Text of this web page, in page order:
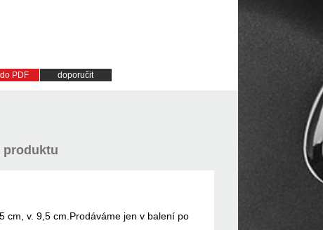
PDF doporučit
produktu
cm, v. 9,5 cm.Prodáváme jen v balení po